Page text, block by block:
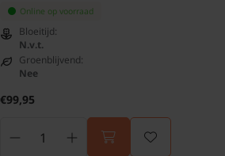
Online op voorraad
Bloeitijd:
N.v.t.
Groenblijvend:
Nee
€99,95